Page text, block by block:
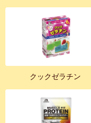
クックゼラチン